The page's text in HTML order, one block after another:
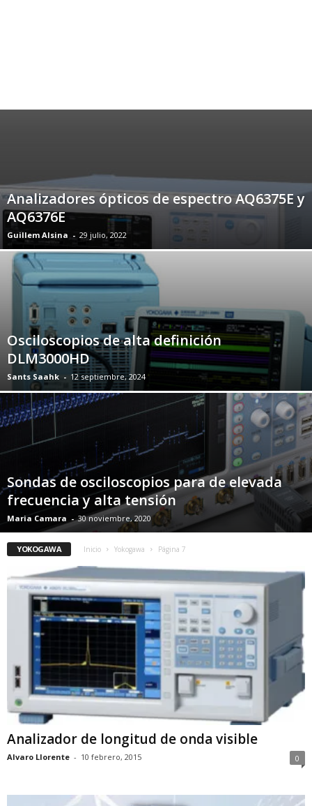
Analizadores ópticos de espectro AQ6375E y
AQ6376E
Guillem Alsina - 29 julio, 2022
Osciloscopios de alta definición
DLM3000HD
Sants Saahk - 12 septiembre, 2024
Sondas de osciloscopios para de elevada
frecuencia y alta tensión
Maria Camara - 30 noviembre, 2020
YOKOGAWA Inicio Yokogawa Página 7
Analizador de longitud de onda visible
Alvaro Llorente - 10 febrero, 2015 0